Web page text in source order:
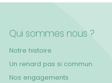
Qui sommes nous ?
Notre histoire
Un renard pas si commun
Nos engagements